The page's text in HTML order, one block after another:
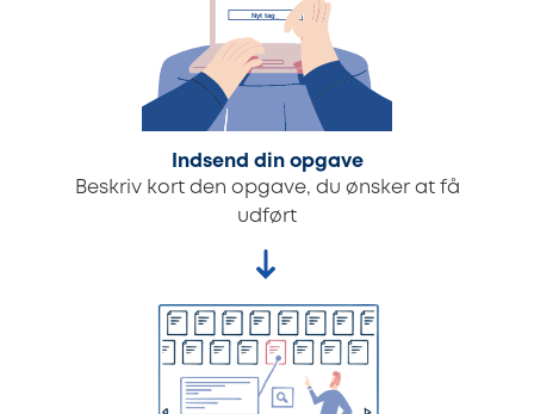
Indsend din opgave
Beskriv kort den opgave, du ønsker at få
udført